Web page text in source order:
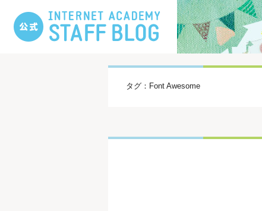
タグ：Font Awesome